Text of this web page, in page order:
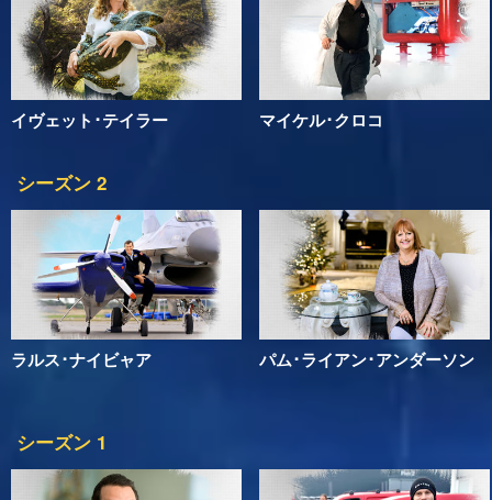
イヴェット･テイラー マイケル･クロコ
シーズン 2
ラルス･ナイビャア パム･ライアン･アンダーソン
シーズン 1